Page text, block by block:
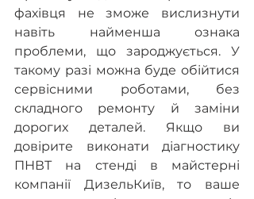
фахівця не зможе вислизнути
навіть найменша ознака
проблеми, що зароджується. У
такому разі можна буде обійтися
сервісними роботами, без
складного ремонту й заміни
дорогих деталей. Якщо ви
довірите виконати діагностику
ПНВТ на стенді в майстерні
компанії ДизельКиїв, то ваше